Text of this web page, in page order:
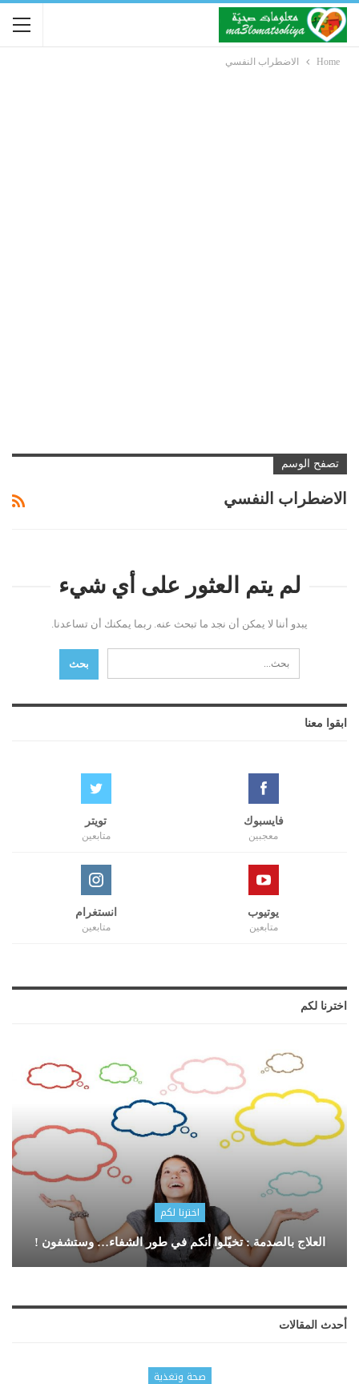
Home الاضطراب النفسي
تصفح الوسم
الاضطراب النفسي
لم يتم العثور على أي شيء
يبدو أننا لا يمكن أن نجد ما تبحث عنه. ربما يمكنك أن تساعدنا.
ابقوا معنا
فايسبوك
معجبين
تويتر
متابعين
يوتيوب
متابعين
انستغرام
متابعين
اخترنا لكم
اخترنا لكم
العلاج بالصدمة : تخيّلوا أنكم في طور الشفاء… وستشفون !
أحدث المقالات
صحة وتغذية